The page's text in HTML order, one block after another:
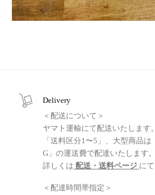
Delivery
＜配送について＞
ヤマト運輸にて配送いたします。
「送料区分1〜5」、大型商品
G」の運送費で配達いたします。
詳しくは 配送・送料ページ に
＜配達時間帯指定＞